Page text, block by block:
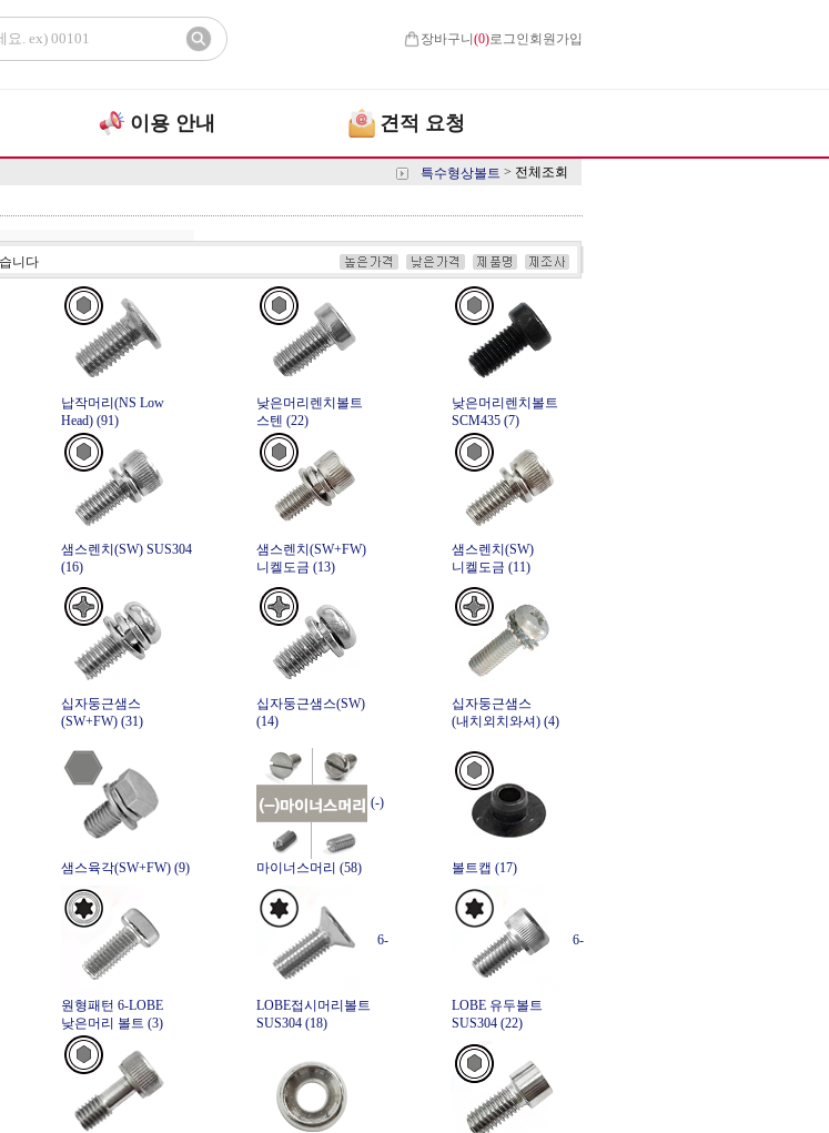
장바구니(0)로그인 회원가입
이용 안내 견적 요청
특수형상볼트 > 전체조회
니다
납작머리(NS Low
Head) (91)
낮은머리렌치볼트
스텐 (22)
낮은머리렌치볼트
SCM435 (7)
샘스렌치(SW) SUS304
(16)
샘스렌치(SW+FW)
니켈도금 (13)
샘스렌치(SW)
니켈도금 (11)
십자둥근샘스
(SW+FW) (31)
십자둥근샘스(SW)
(14)
십자둥근샘스
(내치외치와셔) (4)
샘스육각(SW+FW) (9)
(-)
마이너스머리 (58) 볼트캡 (17)
원형패턴 6-LOBE
낮은머리 볼트 (3)
6-
LOBE접시머리볼트
SUS304 (18)
6-
LOBE 유두볼트
SUS304 (22)